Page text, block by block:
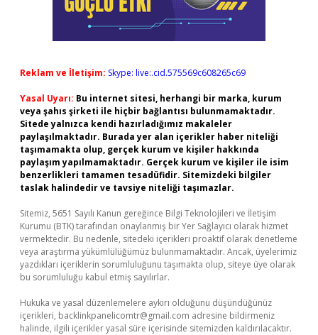
Reklam ve İletişim: Skype: live:.cid.575569c608265c69
Yasal Uyarı: Bu internet sitesi, herhangi bir marka, kurum
veya şahıs şirketi ile hiçbir bağlantısı bulunmamaktadır.
Sitede yalnızca kendi hazırladığımız makaleler
paylaşılmaktadır. Burada yer alan içerikler haber niteliği
taşımamakta olup, gerçek kurum ve kişiler hakkında
paylaşım yapılmamaktadır. Gerçek kurum ve kişiler ile isim
benzerlikleri tamamen tesadüfidir. Sitemizdeki bilgiler
taslak halindedir ve tavsiye niteliği taşımazlar.
Sitemiz, 5651 Sayılı Kanun gereğince Bilgi Teknolojileri ve İletişim
Kurumu (BTK) tarafından onaylanmış bir Yer Sağlayıcı olarak hizmet
vermektedir. Bu nedenle, sitedeki içerikleri proaktif olarak denetleme
veya araştırma yükümlülüğümüz bulunmamaktadır. Ancak, üyelerimiz
yazdıkları içeriklerin sorumluluğunu taşımakta olup, siteye üye olarak
bu sorumluluğu kabul etmiş sayılırlar.
Hukuka ve yasal düzenlemelere aykırı olduğunu düşündüğünüz
içerikleri, backlinkpanelicomtr@gmail.com adresine bildirmeniz
halinde, ilgili içerikler yasal süre içerisinde sitemizden kaldırılacaktır.